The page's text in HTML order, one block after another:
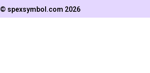
© spexsymbol.com 2026